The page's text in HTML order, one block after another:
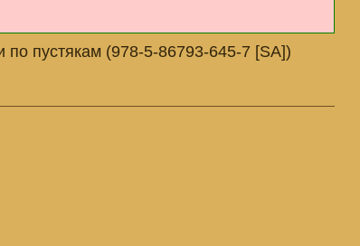
пустякам (978-5-86793-645-7 [SA])